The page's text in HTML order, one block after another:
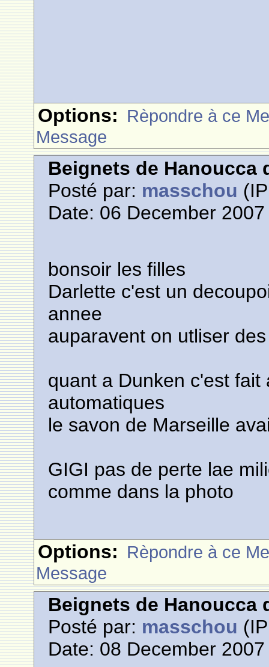
Options: Rèpondre à ce
Message
Beignets de Hanoucca
Posté par: masschou
Date: 06 December
bonsoir les filles
Darlette c'est un
annee
auparavent on utliser
quant a Dunken c'est
automatiques
le savon de Marseille
GIGI pas de perte lae
comme dans la photo
Options: Rèpondre à ce
Message
Beignets de Hanoucca
Posté par: masschou
Date: 08 December